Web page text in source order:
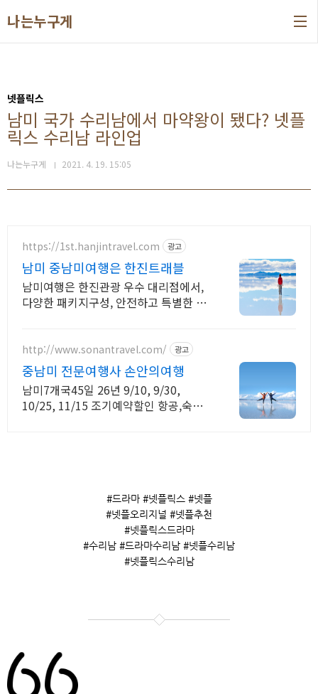
나는누구게
넷플릭스
남미 국가 수리남에서 마약왕이 됐다? 넷플
릭스 수리남 라인업
나는누구게 2021. 4. 19. 15:05
https://1st.hanjintravel.com 광고
남미 중남미여행은 한진트래블
남미여행은 한진관광 우수 대리점에서,
다양한 패키지구성, 안전하고 특별한 여
http://www.sonantravel.com/ 광고
중남미 전문여행사 손안의여행
남미7개국45일 26년 9/10, 9/30,
10/25, 11/15 조기예약할인 항공,숙박,
#드라마 #넷플릭스 #넷플
#넷플오리지널 #넷플추천
#넷플릭스드라마
#수리남 #드라마수리남 #넷플수리남
#넷플릭스수리남